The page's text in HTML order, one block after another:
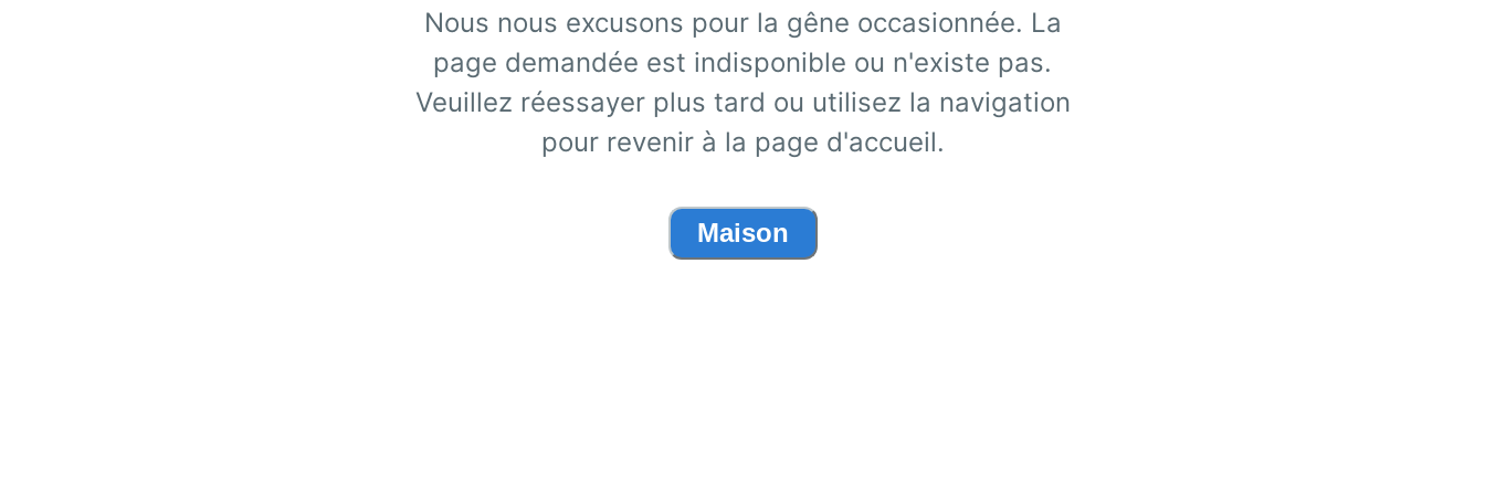
Nous nous excusons pour la gêne occasionnée. La
page demandée est indisponible ou n'existe pas.
Veuillez réessayer plus tard ou utilisez la navigation
pour revenir à la page d'accueil.
Maison